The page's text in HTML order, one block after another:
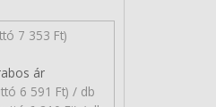
7 353 Ft)
ár
6 591 Ft) / db